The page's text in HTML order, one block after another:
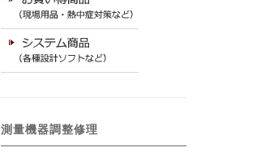
測量機器調整修理